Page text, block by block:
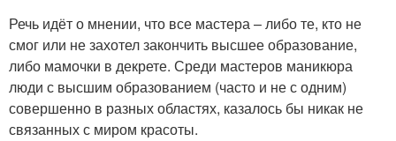
Речь идёт о мнении, что все мастера – либо те, кто не
смог или не захотел закончить высшее образование,
либо мамочки в декрете. Среди мастеров маникюра
люди с высшим образованием (часто и не с одним)
совершенно в разных областях, казалось бы никак не
связанных с миром красоты.